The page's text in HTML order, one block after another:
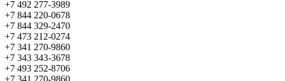
+7 492 277-3989
+7 844 220-0678
+7 844 329-2470
+7 473 212-0274
+7 341 270-9860
+7 343 343-3678
+7 493 252-8706
+7 341 270-9860